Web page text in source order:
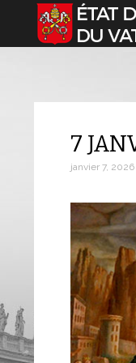
Sélectionnez votre
7
janvier 7, 2026